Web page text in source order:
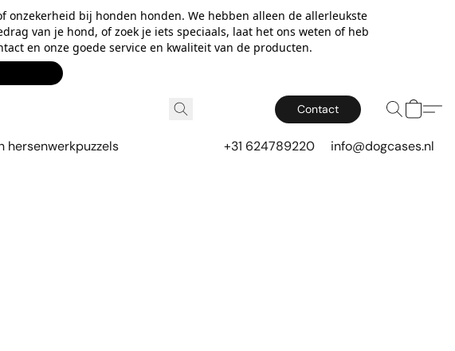
onzekerheid bij honden honden. We hebben alleen de allerleukste
van je hond, of zoek je iets speciaals, laat het ons weten of heb
en onze goede service en kwaliteit van de producten.
Contact
hersenwerkpuzzels +31 624789220 info@dogcases.nl